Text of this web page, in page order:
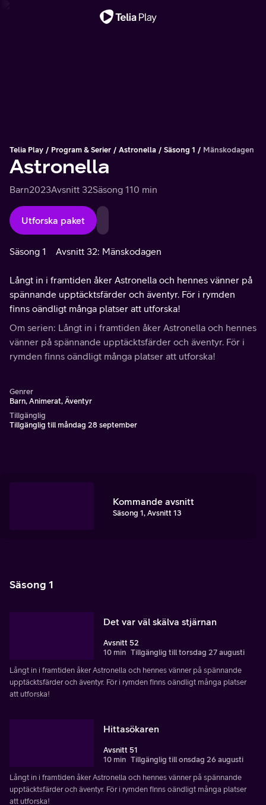
Telia Play Program & Serier Astronella Säsong 1 Mänskodagen
Astronella
Barn2023Avsnitt 32Säsong 110 min
Utforska paket
Säsong 1 Avsnitt 32: Mänskodagen
Långt in i framtiden åker Astronella och hennes vänner på
spännande upptäcktsfärder och äventyr. För i rymden
finns oändligt många platser att utforska!
Om serien: Långt in i framtiden åker Astronella och hennes
vänner på spännande upptäcktsfärder och äventyr. För i
rymden finns oändligt många platser att utforska!
Genrer
Barn, Animerat, Äventyr
Tillgänglig
Tillgänglig till måndag 28 september
Kommande avsnitt
Säsong 1, Avsnitt 13
Säsong 1
Det var väl skälva stjärnan
Avsnitt 52
10 min Tillgänglig till torsdag 27 augusti
Långt in i framtiden åker Astronella och hennes vänner på spännande
upptäcktsfärder och äventyr. För i rymden finns oändligt många platser
att utforska!
Hittasökaren
Avsnitt 51
10 min Tillgänglig till onsdag 26 augusti
Långt in i framtiden åker Astronella och hennes vänner på spännande
upptäcktsfärder och äventyr. För i rymden finns oändligt många platser
att utforska!